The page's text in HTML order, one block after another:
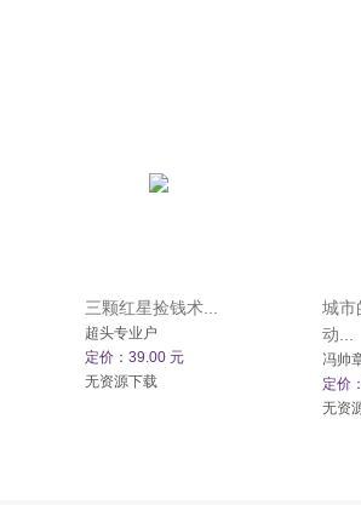
三颗红星捡钱术...
超头专业户
定价：39.00 元
无资源下载
城市
动...
冯帅
定价
无资